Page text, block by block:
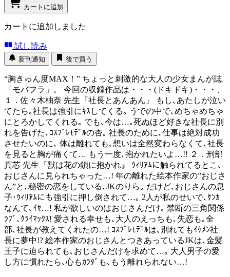
カートに追加
カートに追加しました
試し読み
新刊通知 後で買う
“胸きゅん度MAX！” ちょっと刺激的な大人の少女まんが誌
「モバフラ」。 今回の収録作品は・・・(ドキドキ)・・・、
１．佐々木柚奈 先生『社長とあんあん』 もし､あたしが泣い
てたら｡社長は強引にｷｽしてくる｡ うでの中で､めちゃめちゃ
にとろかしてくれる｡ でも､今は…｡死ぬほど好きな社長に別
れを告げた､ｺｽﾌﾟﾚﾓﾃﾞﾙの杏｡ 社長のために､仕事は絶対成功
させたいのに､ 体は離れても､想いは全然変わらなくて､社長
を見ると胸が痛くて… もう一度､抱かれたいよ…!! ２．刑部
真芯 先生『獣は花の鎖に抱かれ』 ｳｨﾘｱﾑに触られてるとこ､
おじさんに見られちゃった…! 年の離れた絵本作家の”おじさ
ん”と､秘密の恋をしている､JKのりら｡ だけど､おじさんの息
子･ｳｨﾘｱﾑにも強引に押し倒されて…｡ 2人が私のせいで､ｹﾝｶ
なんて､ｲﾔ…! 私が欲しいのはおじさんだけ｡ 禁断の三角関係
ﾗﾌﾞ､ｸﾗｲﾏｯｸｽ! 愛される幸せも､大人のえっちも､失恋も｡全
部､社長が教えてくれたの…! ｺｽﾌﾟﾚﾓﾃﾞﾙは､別れてもｲｹﾒﾝ社
長に夢中!? 絵本作家のおじさんとつきあっているJKは､金髪
王子に迫られても､おじさんだけを求めて…｡ 大人男子の愛
し方に慣れたら､心もｶﾗﾀﾞも､もう離れられない…!